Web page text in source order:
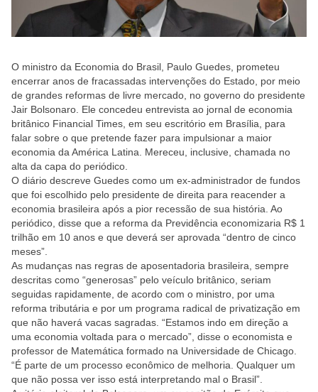
O ministro da Economia do Brasil, Paulo Guedes, prometeu
encerrar anos de fracassadas intervenções do Estado, por meio
de grandes reformas de livre mercado, no governo do presidente
Jair Bolsonaro. Ele concedeu entrevista ao jornal de economia
britânico Financial Times, em seu escritório em Brasília, para
falar sobre o que pretende fazer para impulsionar a maior
economia da América Latina. Mereceu, inclusive, chamada no
alta da capa do periódico.
O diário descreve Guedes como um ex-administrador de fundos
que foi escolhido pelo presidente de direita para reacender a
economia brasileira após a pior recessão de sua história. Ao
periódico, disse que a reforma da Previdência economizaria R$ 1
trilhão em 10 anos e que deverá ser aprovada “dentro de cinco
meses”.
As mudanças nas regras de aposentadoria brasileira, sempre
descritas como “generosas” pelo veículo britânico, seriam
seguidas rapidamente, de acordo com o ministro, por uma
reforma tributária e por um programa radical de privatização em
que não haverá vacas sagradas. “Estamos indo em direção a
uma economia voltada para o mercado”, disse o economista e
professor de Matemática formado na Universidade de Chicago.
“É parte de um processo econômico de melhoria. Qualquer um
que não possa ver isso está interpretando mal o Brasil”.